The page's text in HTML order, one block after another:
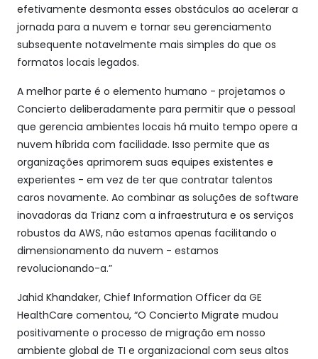
efetivamente desmonta esses obstáculos ao acelerar a
jornada para a nuvem e tornar seu gerenciamento
subsequente notavelmente mais simples do que os
formatos locais legados.
A melhor parte é o elemento humano - projetamos o
Concierto deliberadamente para permitir que o pessoal
que gerencia ambientes locais há muito tempo opere a
nuvem híbrida com facilidade. Isso permite que as
organizações aprimorem suas equipes existentes e
experientes - em vez de ter que contratar talentos
caros novamente. Ao combinar as soluções de software
inovadoras da Trianz com a infraestrutura e os serviços
robustos da AWS, não estamos apenas facilitando o
dimensionamento da nuvem - estamos
revolucionando-a.”
Jahid Khandaker, Chief Information Officer da GE
HealthCare comentou, “O Concierto Migrate mudou
positivamente o processo de migração em nosso
ambiente global de TI e organizacional com seus altos